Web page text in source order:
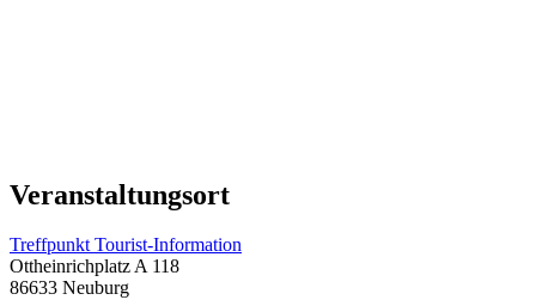
Veranstaltungsort
Treffpunkt Tourist-Information
Ottheinrichplatz A 118
86633 Neuburg